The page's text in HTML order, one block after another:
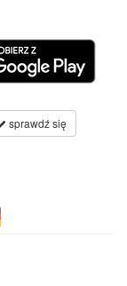
sprawdź się